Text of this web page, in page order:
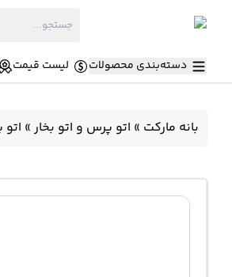
دسته‌بندی محصولات لیست قیمت
بانه مارکت » اتو پرس و اتو بخار»